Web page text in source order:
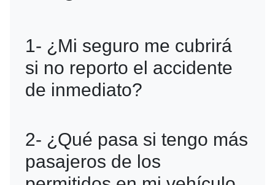
1- ¿Mi seguro me cubrirá
si no reporto el accidente
de inmediato?
del plazo estipulado, podrías perder la
cobertura del seguro para ese siniestro.
2- ¿Qué pasa si tengo más
pasajeros de los